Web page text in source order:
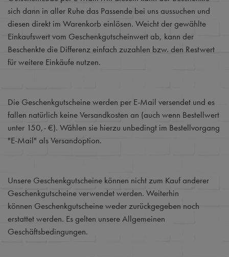
sich dann in aller Ruhe das Passende bei uns aussuchen und
diesen direkt im Warenkorb einlösen. Weicht der gewählte
Einkaufswert vom Geschenkgutscheinwert ab, kann der
Beschenkte die Differenz einfach zuzahlen bzw. den Restwert
für weitere Einkäufe nutzen.
Die Geschenkgutscheine werden per E-Mail versendet und es
fallen natürlich keine Versandkosten an (auch wenn Bestellwert
unter 150,- €). Wählen sie hierzu unbedingt im Bestellvorgang
"E-Mail" als Versandoption.
Unsere Geschenkgutscheine können nicht zum Kauf anderer
Geschenkgutscheine verwendet werden. Weiterhin
können Geschenkgutscheine weder zurückgegeben noch
erstattet werden. Es gelten unsere Allgemeinen
Geschäftsbedingungen.